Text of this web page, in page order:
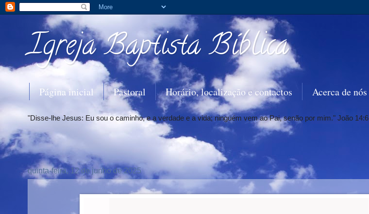
Igreja Baptista Bíblica
Página inicial Pastoral Horário, localização e contactos Acerca de nós
"Disse-lhe Jesus: Eu sou o caminho, e a verdade e a vida; ninguém vem ao Pai, senão por mim." João 14:6
quinta-feira, 12 de junho de 2025